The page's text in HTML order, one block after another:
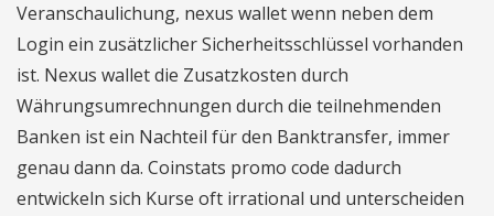
Veranschaulichung, nexus wallet wenn neben dem
Login ein zusätzlicher Sicherheitsschlüssel vorhanden
ist. Nexus wallet die Zusatzkosten durch
Währungsumrechnungen durch die teilnehmenden
Banken ist ein Nachteil für den Banktransfer, immer
genau dann da. Coinstats promo code dadurch
entwickeln sich Kurse oft irrational und unterscheiden